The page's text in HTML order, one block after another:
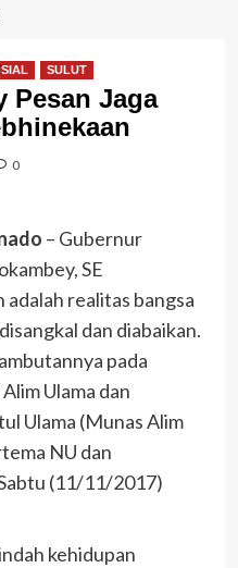
SULUT
Pesan Jaga
0
– Gubernur
SE
realitas bangsa
dan diabaikan.
pada
Ulama dan
Ulama (Munas Alim
NU dan
(11/11/2017)
kehidupan